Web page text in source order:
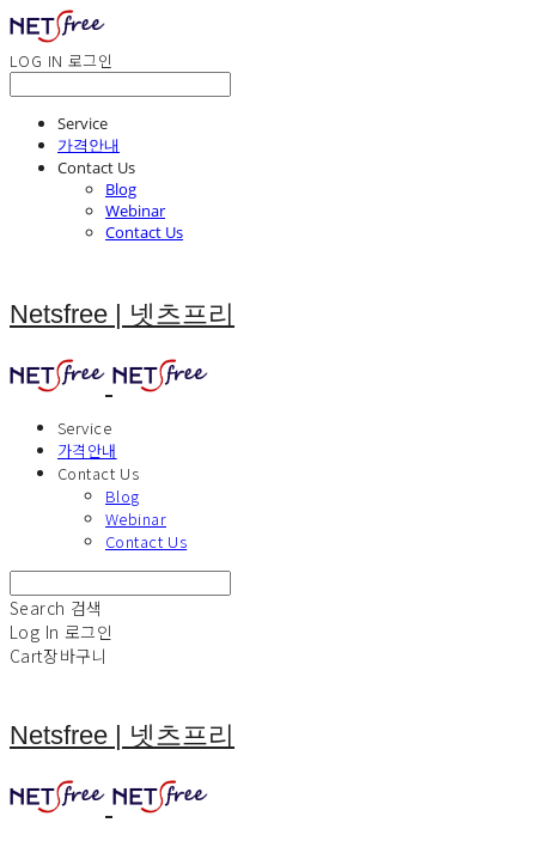
LOG IN 로그인
Service
가격안내
Contact Us
Blog
Webinar
Contact Us
Netsfree | 넷츠프리
Service
가격안내
Contact Us
Blog
Webinar
Contact Us
Search 검색
Log In 로그인
Cart장바구니
Netsfree | 넷츠프리